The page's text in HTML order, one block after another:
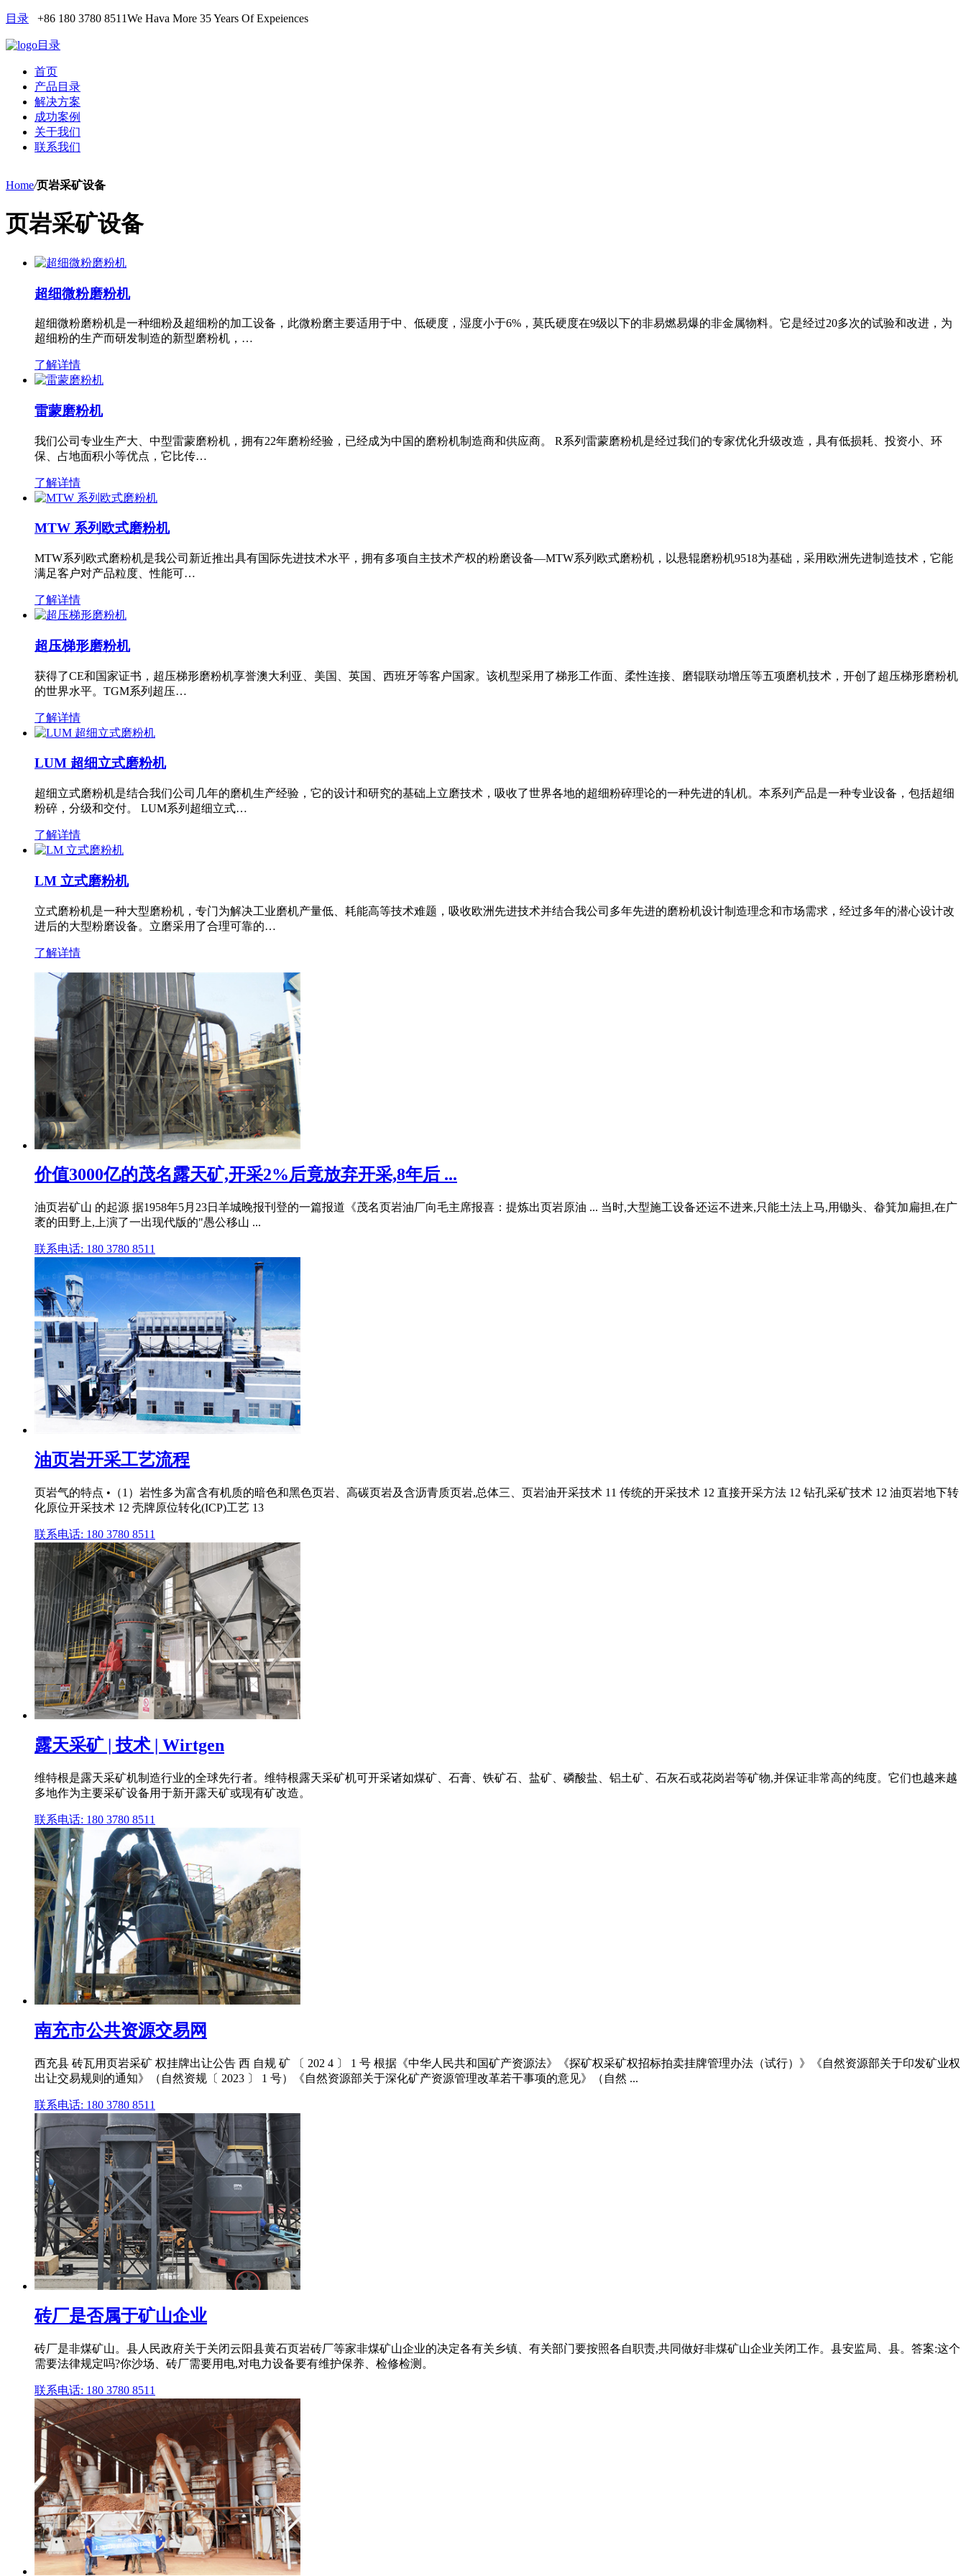
目录 +86 180 3780 8511We Hava More 35 Years Of Expeiences
目录
首页
产品目录
解决方案
成功案例
关于我们
联系我们
Home/页岩采矿设备
页岩采矿设备
超细微粉磨粉机
超细微粉磨粉机是一种细粉及超细粉的加工设备，此微粉磨主要适用于中、低硬度，湿度小于6%，莫氏硬度在9级以下的非易燃易爆的非金属物料。它是经过20多次的试验和改进，为
超细粉的生产而研发制造的新型磨粉机，…
了解详情
雷蒙磨粉机
我们公司专业生产大、中型雷蒙磨粉机，拥有22年磨粉经验，已经成为中国的磨粉机制造商和供应商。 R系列雷蒙磨粉机是经过我们的专家优化升级改造，具有低损耗、投资小、环
保、占地面积小等优点，它比传…
了解详情
MTW 系列欧式磨粉机
MTW系列欧式磨粉机是我公司新近推出具有国际先进技术水平，拥有多项自主技术产权的粉磨设备—MTW系列欧式磨粉机，以悬辊磨粉机9518为基础，采用欧洲先进制造技术，它能
满足客户对产品粒度、性能可…
了解详情
超压梯形磨粉机
获得了CE和国家证书，超压梯形磨粉机享誉澳大利亚、美国、英国、西班牙等客户国家。该机型采用了梯形工作面、柔性连接、磨辊联动增压等五项磨机技术，开创了超压梯形磨粉机
的世界水平。TGM系列超压…
了解详情
LUM 超细立式磨粉机
超细立式磨粉机是结合我们公司几年的磨机生产经验，它的设计和研究的基础上立磨技术，吸收了世界各地的超细粉碎理论的一种先进的轧机。本系列产品是一种专业设备，包括超细
粉碎，分级和交付。 LUM系列超细立式…
了解详情
LM 立式磨粉机
立式磨粉机是一种大型磨粉机，专门为解决工业磨机产量低、耗能高等技术难题，吸收欧洲先进技术并结合我公司多年先进的磨粉机设计制造理念和市场需求，经过多年的潜心设计改
进后的大型粉磨设备。立磨采用了合理可靠的…
了解详情
价值3000亿的茂名露天矿,开采2%后竟放弃开采,8年后 ...
油页岩矿山 的起源 据1958年5月23日羊城晚报刊登的一篇报道《茂名页岩油厂向毛主席报喜：提炼出页岩原油 ... 当时,大型施工设备还运不进来,只能土法上马,用锄头、畚箕加扁担,在广
袤的田野上,上演了一出现代版的"愚公移山 ...
联系电话: 180 3780 8511
油页岩开采工艺流程
页岩气的特点 •（1）岩性多为富含有机质的暗色和黑色页岩、高碳页岩及含沥青质页岩,总体三、页岩油开采技术 11 传统的开采技术 12 直接开采方法 12 钻孔采矿技术 12 油页岩地下转
化原位开采技术 12 壳牌原位转化(ICP)工艺 13
联系电话: 180 3780 8511
露天采矿 | 技术 | Wirtgen
维特根是露天采矿机制造行业的全球先行者。维特根露天采矿机可开采诸如煤矿、石膏、铁矿石、盐矿、磷酸盐、铝土矿、石灰石或花岗岩等矿物,并保证非常高的纯度。它们也越来越
多地作为主要采矿设备用于新开露天矿或现有矿改造。
联系电话: 180 3780 8511
南充市公共资源交易网
西充县 砖瓦用页岩采矿 权挂牌出让公告 西 自规 矿 〔 202 4 〕 1 号 根据《中华人民共和国矿产资源法》《探矿权采矿权招标拍卖挂牌管理办法（试行）》《自然资源部关于印发矿业权
出让交易规则的通知》（自然资规〔 2023 〕 1 号）《自然资源部关于深化矿产资源管理改革若干事项的意见》（自然 ...
联系电话: 180 3780 8511
砖厂是否属于矿山企业
砖厂是非煤矿山。县人民政府关于关闭云阳县黄石页岩砖厂等家非煤矿山企业的决定各有关乡镇、有关部门要按照各自职责,共同做好非煤矿山企业关闭工作。县安监局、县。答案:这个
需要法律规定吗?你沙场、砖厂需要用电,对电力设备要有维护保养、检修检测。
联系电话: 180 3780 8511